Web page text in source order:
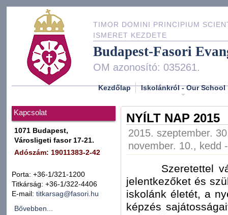
TIMOR DOMINI PRINCIPIUM
ISMERET KEZDETE
Budapest-Fasori
OM azonosító: 035261.
Kezdőlap Iskolánkról - Our School
Kapcsolat
1071 Budapest,
Városligeti fasor 17-21.
Adószám: 19011383-2-42
Porta: +36-1/321-1200
Titkárság: +36-1/322-4406
E-mail: titkarsag@fasori.hu
Bővebben...
NYÍLT NAP 2015
2015. szeptember.
november. 10., kedd
Szeretettel
jelentkezőket és
iskolánk életét, a
képzés